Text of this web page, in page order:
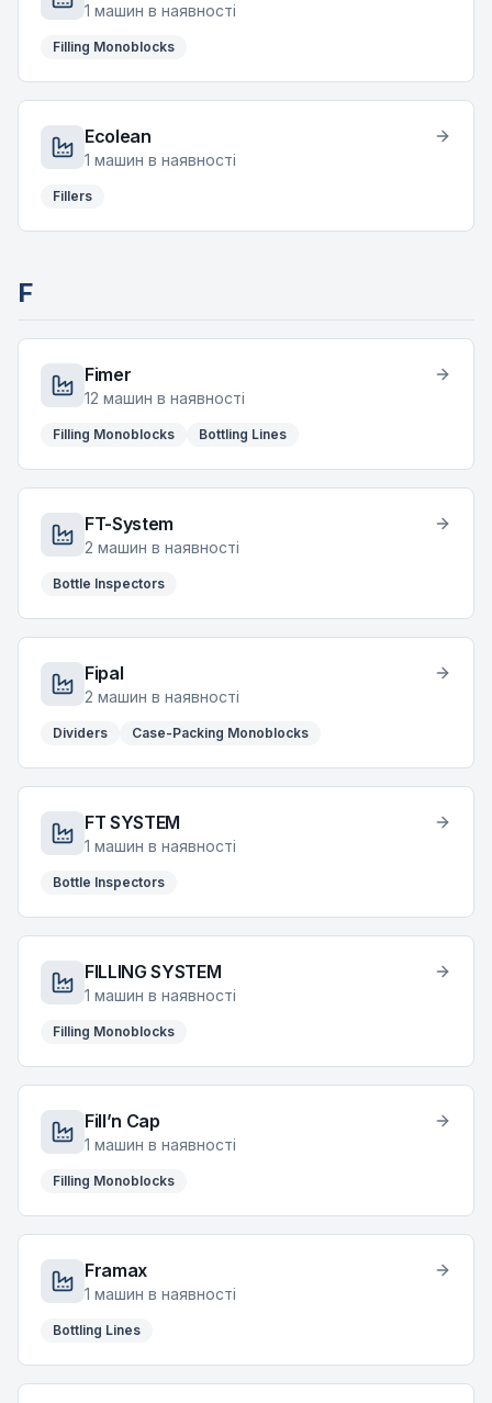
1 машин в наявності
Filling Monoblocks
Ecolean
1 машин в наявності
Fillers
F
Fimer
12 машин в наявності
Filling Monoblocks Bottling Lines
FT-System
2 машин в наявності
Bottle Inspectors
Fipal
2 машин в наявності
Dividers Case-Packing Monoblocks
FT SYSTEM
1 машин в наявності
Bottle Inspectors
FILLING SYSTEM
1 машин в наявності
Filling Monoblocks
Fill’n Cap
1 машин в наявності
Filling Monoblocks
Framax
1 машин в наявності
Bottling Lines